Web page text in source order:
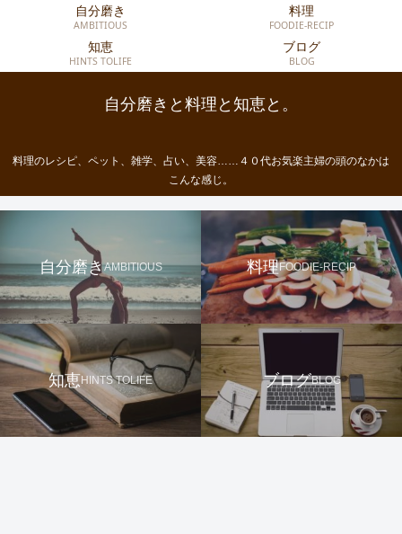
自分磨きと料理と知恵と。
料理のレシピ、ペット、雑学、占い、美容……４０代お気楽主婦の頭のなかは
こんな感じ。
自分磨き
AMBITIOUS
料理
FOODIE-RECIP
知恵
HINTS TOLIFE
ブログ
BLOG
自分磨きAMBITIOUS 料理FOODIE-RECIP
知恵HINTS TOLIFE ブログBLOG